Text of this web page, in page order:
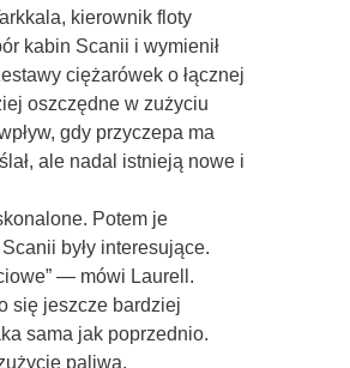
kierownik floty
kabin Scanii i wymienił
ciężarówek o łącznej
oszczędne w zużyciu
gdy przyczepa ma
ale nadal istnieją nowe i
Potem je
były interesujące.
— mówi Laurell.
się jeszcze bardziej
sama jak poprzednio.
paliwa.